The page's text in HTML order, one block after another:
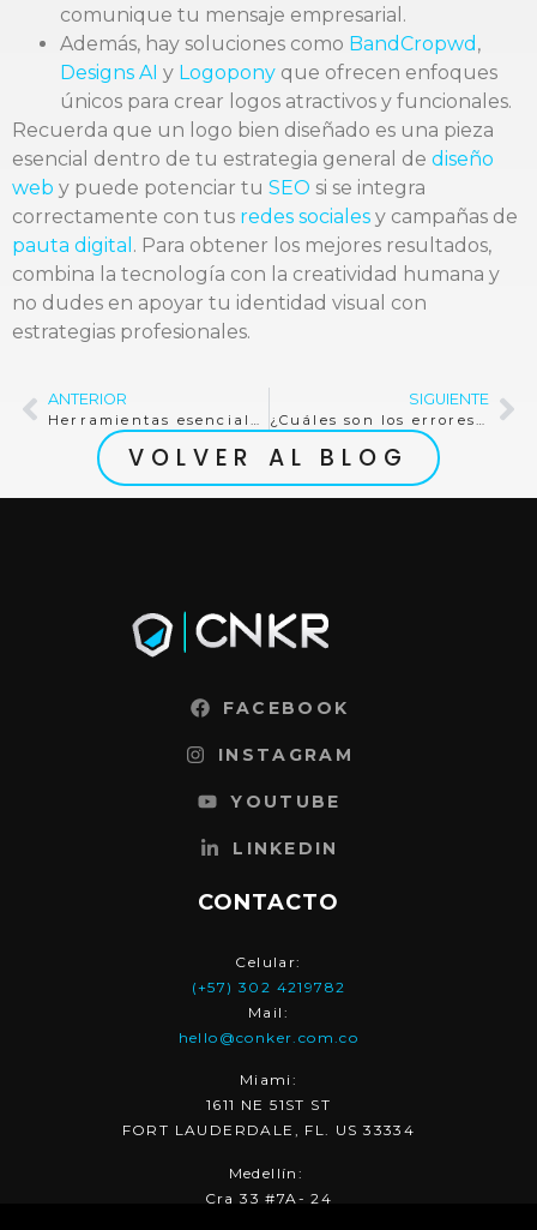
comunique tu mensaje empresarial.
Además, hay soluciones como BandCropwd ,
Designs AI y Logopony que ofrecen enfoques
únicos para crear logos atractivos y funcionales.
Recuerda que un logo bien diseñado es una pieza
esencial dentro de tu estrategia general de diseño
web y puede potenciar tu SEO si se integra
correctamente con tus redes sociales y campañas de
pauta digital . Para obtener los mejores resultados,
combina la tecnología con la creatividad humana y
no dudes en apoyar tu identidad visual con
estrategias profesionales.
ANTERIOR
Herramientas esenciales de AEO para concesionarios automotrices en 2026
SIGUIENTE
¿Cuáles son los errores garrafales al diseñar un sitio web?
VOLVER AL BLOG
FACEBOOK
INSTAGRAM
YOUTUBE
LINKEDIN
CONTACTO
Celular:
(+57) 302 4219782
Mail:
hello@conker.com.co
Miami:
1611 NE 51ST ST
FORT LAUDERDALE, FL. US 33334
Medellín:
Cra 33 #7A- 24